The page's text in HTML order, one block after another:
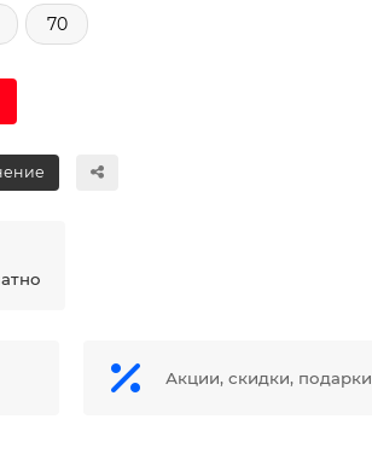
70
Акции, скидки, подарки